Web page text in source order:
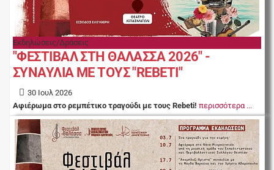
Εκδηλώσεις/Δράσεις
"ΦΕΣΤΙΒΑΛ ΣΤΗ ΘΑΛΑΣΣΑ 2026" -
ΣΥΝΑΥΛΙΑ ΜΕ ΤΟΥΣ "REBETI"
30 Ιουλ 2026
Αφιέρωμα στο ρεμπέτικο τραγούδι με τους Rebeti! περισσότερα ...